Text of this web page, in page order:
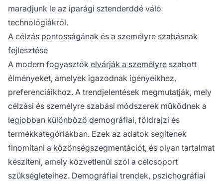
maradjunk le az iparági sztenderddé váló
technológiákról.
A célzás pontosságának és a személyre szabásnak
fejlesztése
A modern fogyasztók elvárják a személyre szabott
élményeket, amelyek igazodnak igényeikhez,
preferenciáikhoz. A trendjelentések megmutatják, mely
célzási és személyre szabási módszerek működnek a
legjobban különböző demográfiai, földrajzi és
termékkategóriákban. Ezek az adatok segítenek
finomítani a közönségszegmentációt, és olyan tartalmat
készíteni, amely közvetlenül szól a célcsoport
szükségleteihez. Demográfiai trendek, pszichográfiai